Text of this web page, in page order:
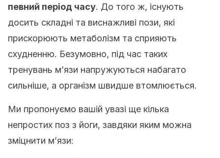
певний період часу. До того ж, існують
досить складні та виснажливі пози, які
прискорюють метаболізм та сприяють
схудненню. Безумовно, під час таких
тренувань м’язи напружуються набагато
сильніше, а організм швидше втомлюється.
Ми пропонуємо вашій увазі ще кілька
непростих поз з йоги, завдяки яким можна
зміцнити м’язи: